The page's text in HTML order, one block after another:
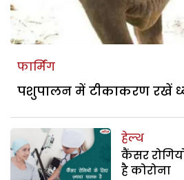
फार्मिंग
पशुपालन में टीकाकरण रखें
हेल्थ
कैंसर
है कोरोना